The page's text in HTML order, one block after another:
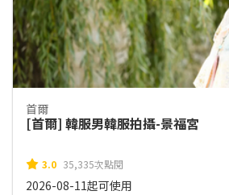
首爾
[首爾] 韓服男韓服拍攝-景福宮
3.0 35,335次點閱
2026-08-11起可使用